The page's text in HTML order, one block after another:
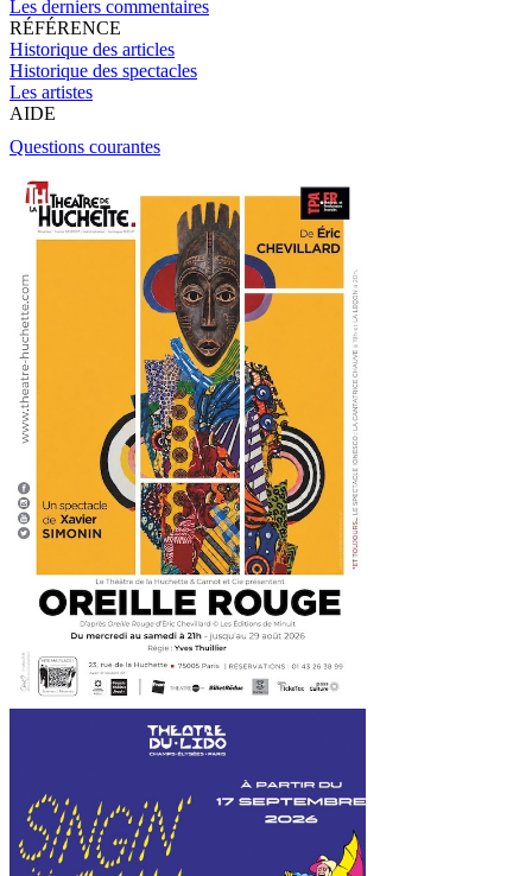
Les derniers commentaires
RÉFÉRENCE
Historique des articles
Historique des spectacles
Les artistes
AIDE
Questions courantes